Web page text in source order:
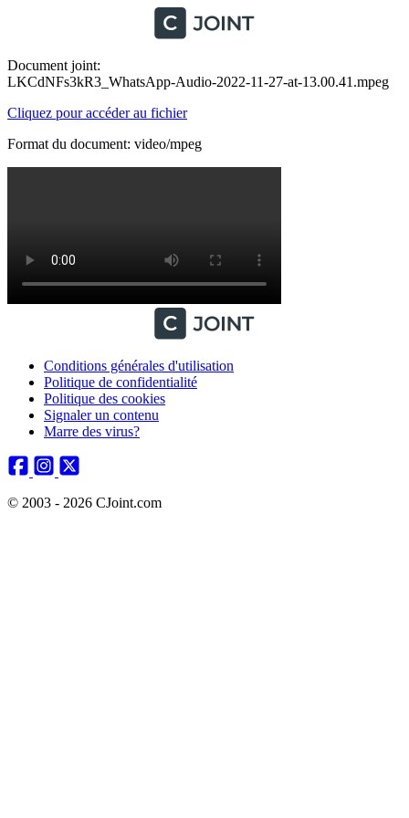
Document joint:
LKCdNFs3kR3_WhatsApp-Audio-2022-11-27-at-13.00.41.mpeg
Cliquez pour accéder au fichier
Format du document: video/mpeg
Conditions générales d'utilisation
Politique de confidentialité
Politique des cookies
Signaler un contenu
Marre des virus?
© 2003 - 2026 CJoint.com